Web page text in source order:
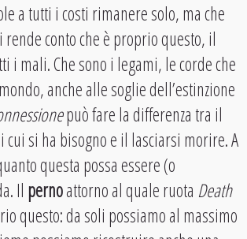
a tutti i costi rimanere solo, ma che
rende conto che è proprio questo, il
i mali. Che sono i legami, le corde che
anche alle soglie dell’estinzione
può fare la differenza tra il
cui si ha bisogno e il lasciarsi morire. A
questa possa essere (o
Il pernoattorno al quale ruota Death
questo: da soli possiamo al massimo